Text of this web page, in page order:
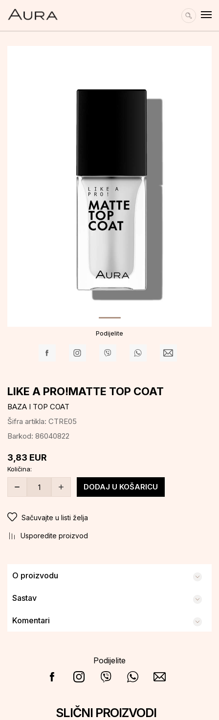
Podijelite
LIKE A PRO!MATTE TOP COAT
BAZA I TOP COAT
Šifra artikla: CTRE05
Barkod: 86040822
3,83 EUR
Količina:
DODAJ U KOŠARICU
Sačuvajte u listi želja
Usporedite proizvod
O proizvodu
Sastav
Komentari
Podijelite
SLIČNI PROIZVODI